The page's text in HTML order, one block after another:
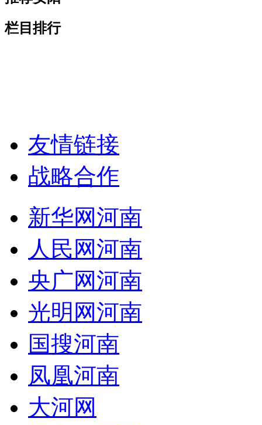
栏目排行
友情链接
战略合作
新华网河南
人民网河南
央广网河南
光明网河南
国搜河南
凤凰河南
大河网